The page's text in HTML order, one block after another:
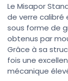
Le Misapor
de verre calibré
sous forme de
obtenus par
Grâce à sa
fois une
mécanique